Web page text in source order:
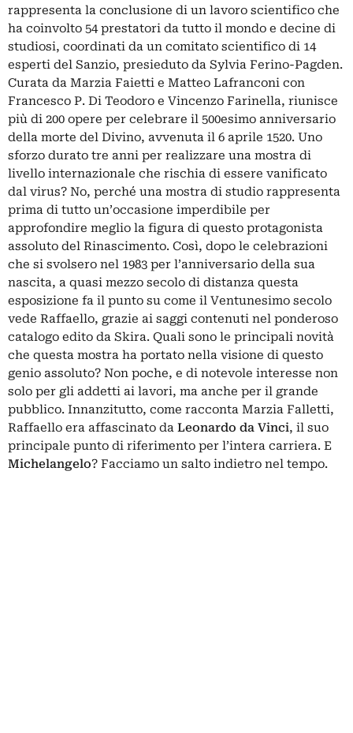
rappresenta la conclusione di un lavoro scientifico che
ha coinvolto 54 prestatori da tutto il mondo e decine di
studiosi, coordinati da un comitato scientifico di 14
esperti del Sanzio, presieduto da Sylvia Ferino-Pagden.
Curata da Marzia Faietti e Matteo Lafranconi con
Francesco P. Di Teodoro e Vincenzo Farinella, riunisce
più di 200 opere per celebrare il 500esimo anniversario
della morte del Divino, avvenuta il 6 aprile 1520. Uno
sforzo durato tre anni per realizzare una mostra di
livello internazionale che rischia di essere vanificato
dal virus? No, perché una mostra di studio rappresenta
prima di tutto un’occasione imperdibile per
approfondire meglio la figura di questo protagonista
assoluto del Rinascimento. Così, dopo le celebrazioni
che si svolsero nel 1983 per l’anniversario della sua
nascita, a quasi mezzo secolo di distanza questa
esposizione fa il punto su come il Ventunesimo secolo
vede Raffaello, grazie ai saggi contenuti nel ponderoso
catalogo edito da Skira. Quali sono le principali novità
che questa mostra ha portato nella visione di questo
genio assoluto? Non poche, e di notevole interesse non
solo per gli addetti ai lavori, ma anche per il grande
pubblico. Innanzitutto, come racconta Marzia Falletti,
Raffaello era affascinato da Leonardo da Vinci, il suo
principale punto di riferimento per l’intera carriera. E
Michelangelo? Facciamo un salto indietro nel tempo.